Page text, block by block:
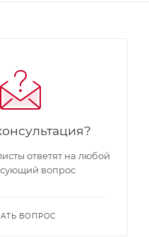
ответят на любой
вопрос
ВОПРОС